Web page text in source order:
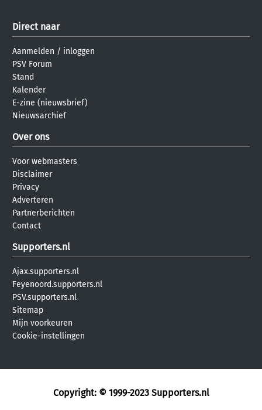
Direct naar
Aanmelden / inloggen
PSV Forum
Stand
Kalender
E-zine (nieuwsbrief)
Nieuwsarchief
Over ons
Voor webmasters
Disclaimer
Privacy
Adverteren
Partnerberichten
Contact
Supporters.nl
Ajax.supporters.nl
Feyenoord.supporters.nl
PSV.supporters.nl
Sitemap
Mijn voorkeuren
Cookie-instellingen
Copyright: © 1999-2023 Supporters.nl